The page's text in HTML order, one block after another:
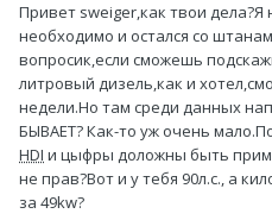
Привет sweiger,как твои
необходимо и остался со
вопросик,если сможешь
литровый дизель,как и
недели.Но там среди данных
БЫВАЕТ? Как-то уж очень
HDI и цыфры доложны быть
не прав?Вот и у тебя 90л.с., а
за 49kw?